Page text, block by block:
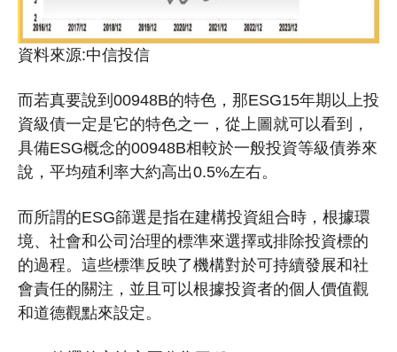
資料來源:中信投信
而若真要說到00948B的特色，那ESG15年期以上投
資級債一定是它的特色之一，從上圖就可以看到，
具備ESG概念的00948B相較於一般投資等級債券來
說，平均殖利率大約高出0.5%左右。
而所謂的ESG篩選是指在建構投資組合時，根據環
境、社會和公司治理的標準來選擇或排除投資標的
的過程。這些標準反映了機構對於可持續發展和社
會責任的關注，並且可以根據投資者的個人價值觀
和道德觀點來設定。